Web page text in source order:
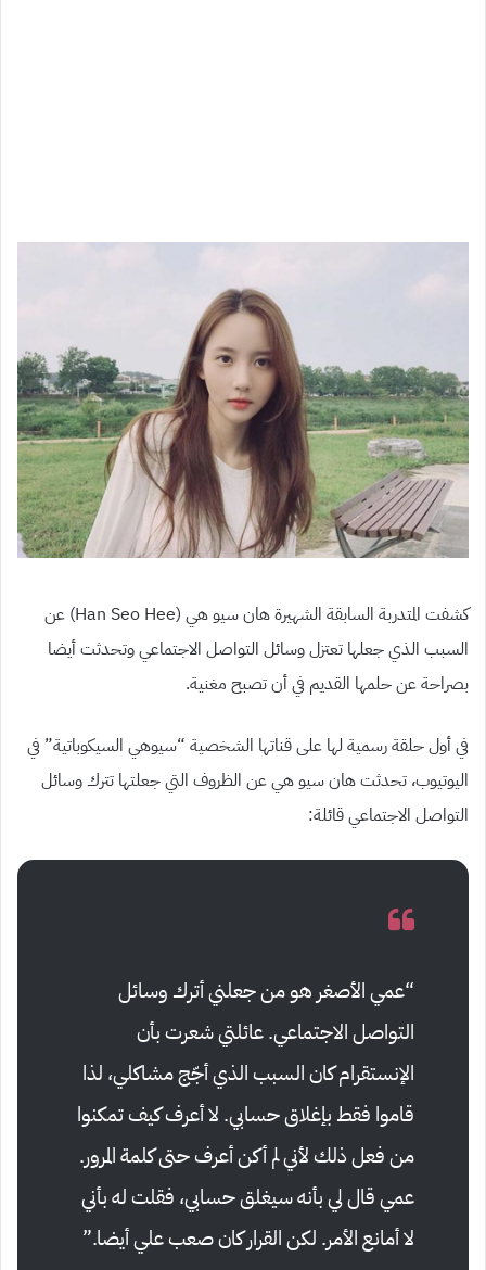
كشفت المتدربة السابقة الشهيرة هان سيو هي (Han Seo Hee) عن
السبب الذي جعلها تعتزل وسائل التواصل الاجتماعي وتحدثت أيضا
بصراحة عن حلمها القديم في أن تصبح مغنية.
في أول حلقة رسمية لها على قناتها الشخصية “سيوهي السيكوباتية” في
اليوتيوب، تحدثت هان سيو هي عن الظروف التي جعلتها تترك وسائل
التواصل الاجتماعي قائلة:
“عمي الأصغر هو من جعلني أترك وسائل
التواصل الاجتماعي. عائلتي شعرت بأن
الإنستقرام كان السبب الذي أجّج مشاكلي، لذا
قاموا فقط بإغلاق حسابي. لا أعرف كيف تمكنوا
من فعل ذلك لأني لم أكن أعرف حتى كلمة المرور.
عمي قال لي بأنه سيغلق حسابي، فقلت له بأني
لا أمانع الأمر. لكن القرار كان صعب علي أيضا.”